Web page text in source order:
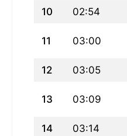
10 02:54
11 03:00
12 03:05
13 03:09
14 03:14